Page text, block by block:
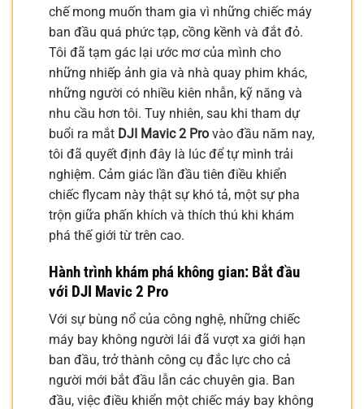
chế mong muốn tham gia vì những chiếc máy
ban đầu quá phức tạp, cồng kềnh và đắt đỏ.
Tôi đã tạm gác lại ước mơ của mình cho
những nhiếp ảnh gia và nhà quay phim khác,
những người có nhiều kiên nhẫn, kỹ năng và
nhu cầu hơn tôi. Tuy nhiên, sau khi tham dự
buổi ra mắt DJI Mavic 2 Pro vào đầu năm nay,
tôi đã quyết định đây là lúc để tự mình trải
nghiệm. Cảm giác lần đầu tiên điều khiển
chiếc flycam này thật sự khó tả, một sự pha
trộn giữa phấn khích và thích thú khi khám
phá thế giới từ trên cao.
Hành trình khám phá không gian: Bắt đầu
với DJI Mavic 2 Pro
Với sự bùng nổ của công nghệ, những chiếc
máy bay không người lái đã vượt xa giới hạn
ban đầu, trở thành công cụ đắc lực cho cả
người mới bắt đầu lẫn các chuyên gia. Ban
đầu, việc điều khiển một chiếc máy bay không